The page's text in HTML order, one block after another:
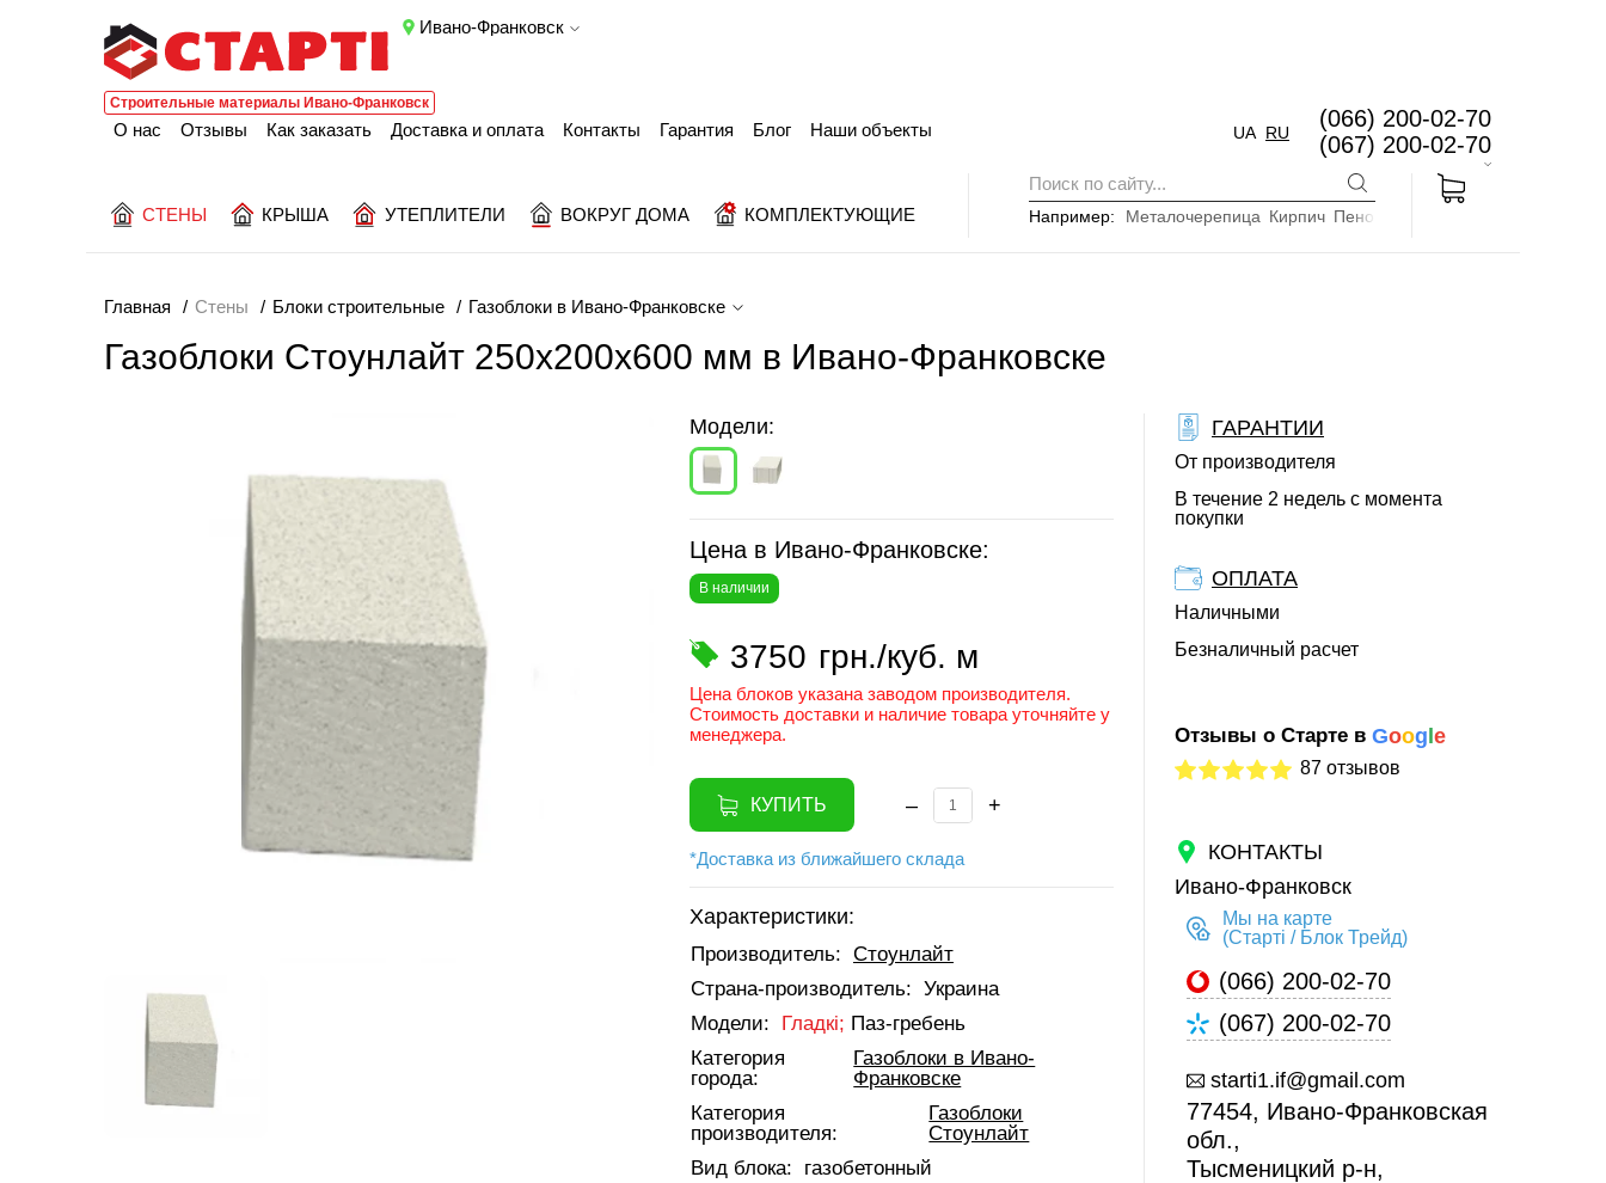
Ивано-Франковск
Строительные материалы Ивано-Франковск
Например: Металочерепица Кирпич Пенопласт
СТЕНЫ КРЫША УТЕПЛИТЕЛИ ВОКРУГ ДОМА КОМПЛЕКТУЮЩИЕ
(066) 200-02-70
(067) 200-02-70
О нас Отзывы Как заказать Доставка и оплата Контакты Гарантия Блог Наши объекты UA RU
Главная Стены Блоки строительные Газоблоки в Ивано-Франковске
Газоблоки Стоунлайт 250х200х600 мм в Ивано-Франковске
Модели:
Цена в Ивано-Франковске:
В наличии
3750 грн./куб. м
Цена блоков указана заводом производителя.
Стоимость доставки и наличие товара уточняйте у
менеджера.
КУПИТЬ – +
*Доставка из ближайшего склада
Характеристики:
Производитель: Стоунлайт
Страна-производитель: Украина
Модели:
Гладкі; Паз-гребень
Категория
города:
Газоблоки в Ивано-
Франковске
Категория
производителя:
Газоблоки
Стоунлайт
Вид блока:
газобетонный
ГАРАНТИИ
От производителя
В течение 2 недель с момента
покупки
ОПЛАТА
Наличными
Безналичный расчет
Отзывы о Старте в Goog e
87 отзывов
КОНТАКТЫ
Ивано-Франковск
Мы на карте
(Старті / Блок Трейд)
(066) 200-02-70
(067) 200-02-70
starti1.if@gmail.com
77454, Ивано-Франковская
обл.,
Тысменицкий р-н,